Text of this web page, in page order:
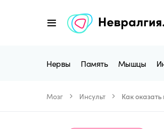
Нервы Память Мышцы
Мозг Инсульт Как